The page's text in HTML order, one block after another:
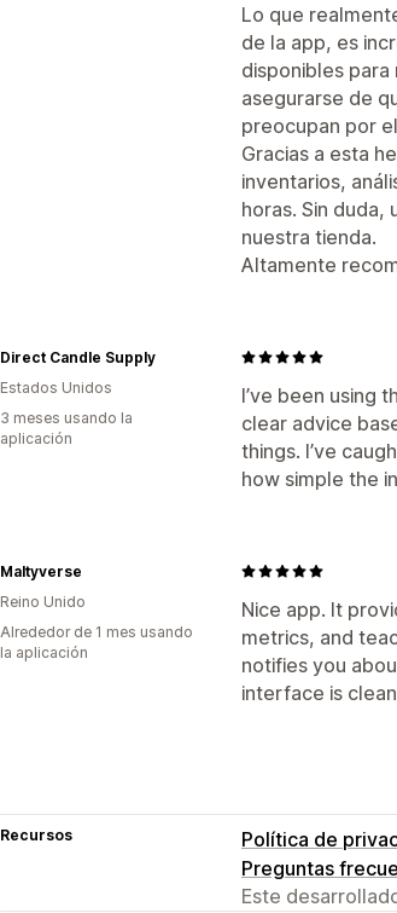
Lo que
de la app, es
disponibles
asegurarse de
preocupan por
Gracias a esta
inventarios,
horas. Sin duda,
nuestra tienda.
Altamente
I’ve been using
clear advice
things. I’ve
how simple the
Direct Candle Supply
Estados Unidos
3 meses usando la
aplicación
Nice app. It
metrics, and
notifies you
interface is
Maltyverse
Reino Unido
Alrededor de 1 mes usando
la aplicación
Recursos
Política de
Preguntas
Este